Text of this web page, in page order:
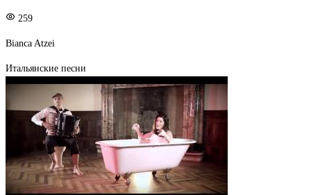
259
Bianca Atzei
Итальянские песни